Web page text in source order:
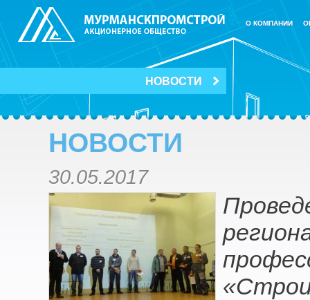
О КОМПАНИИ
НОВОСТИ
НОВОСТИ
30.05.2017